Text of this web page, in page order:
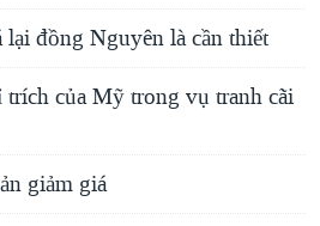
đồng Nguyên là cần thiết
của Mỹ trong vụ tranh cãi
giảm giá